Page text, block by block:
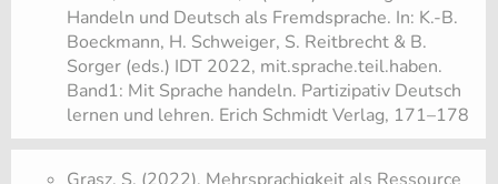
Handeln und Deutsch als Fremdsprache. In: K.-B.
Boeckmann, H. Schweiger, S. Reitbrecht & B.
Sorger (eds.) IDT 2022, mit.sprache.teil.haben.
Band1: Mit Sprache handeln. Partizipativ Deutsch
lernen und lehren. Erich Schmidt Verlag, 171–178